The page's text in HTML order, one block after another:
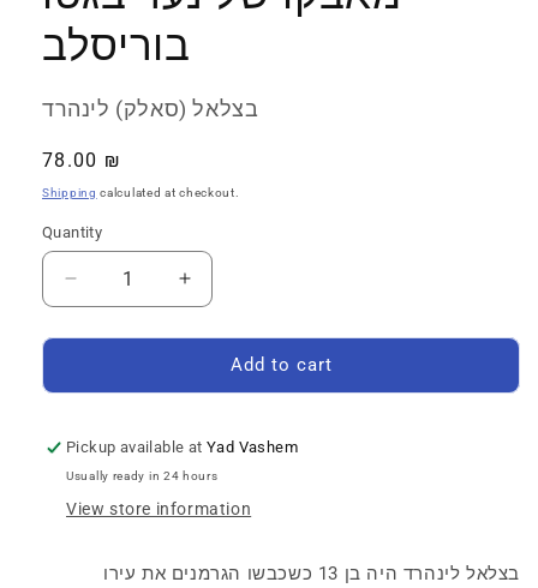
בוריסלב
בצלאל (סאלק) לינהרד
Regular
price
78.00 ₪
Shipping calculated at checkout.
Quantity
Quantity
Decrease
quantity
for
שאשאר
מאבקו
בגטו
Increase
quantity
for
האמנתי
שאשאר
מאבקו
של
בגטו
Add to cart
Pickup available atYad Vashem
Usually ready in 24 hours
View store information
בצלאל לינהרד היה בן 13 כשכבשו הגרמנים את עירו